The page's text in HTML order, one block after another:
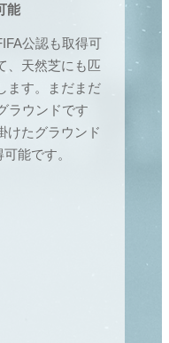
能
公認も取得可
、天然芝にも匹
ます。まだまだ
ラウンドです
けたグラウンド
能です。